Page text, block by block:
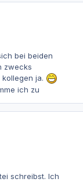
bei beiden
zwecks
ja.
ich zu
schreibst. Ich